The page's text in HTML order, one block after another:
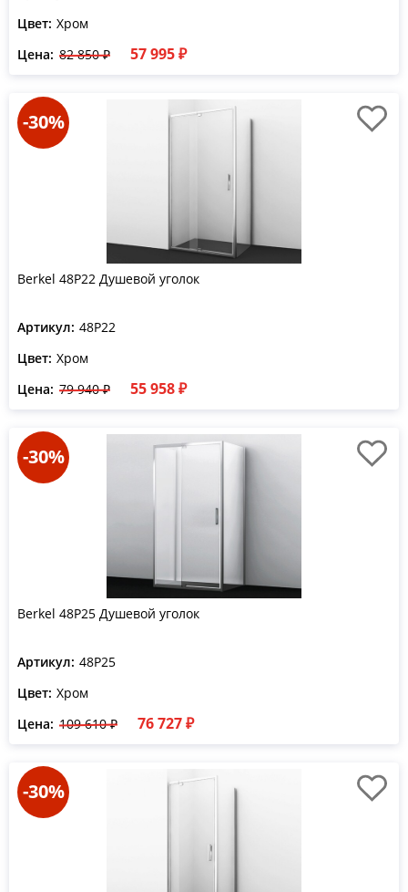
Цвет: Хром
Цена: 82 850 ₽ 57 995 ₽
-30%
Berkel 48P22 Душевой уголок
Артикул: 48P22
Цвет: Хром
Цена: 79 940 ₽ 55 958 ₽
-30%
Berkel 48P25 Душевой уголок
Артикул: 48P25
Цвет: Хром
Цена: 109 610 ₽ 76 727 ₽
-30%